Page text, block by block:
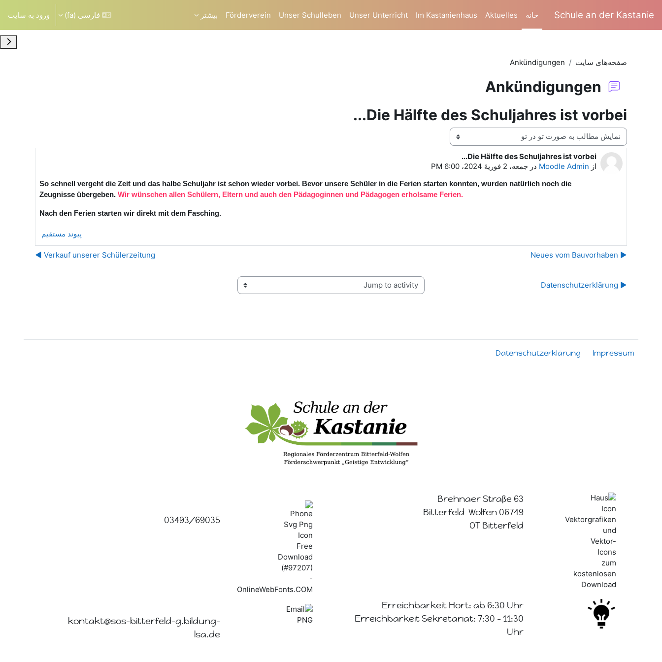
Schule an der Kastanie خانه Aktuelles
Im Kastanienhaus
Unser Unterricht
Unser Schulleben
Förderverein بیشتر فارسی ‎(fa)‎ ورود به سایت
صفحه‌های سایت Ankündigungen
Ankündigungen
Die Hälfte des Schuljahres ist vorbei...
نحوهٔ نمایش
Die Hälfte des Schuljahres ist vorbei...
از Moodle Admin در جمعه، 2 فوریهٔ 2024، 6:00 PM
Number of replies: 0
So schnell vergeht die Zeit und das halbe Schuljahr ist schon wieder vorbei. Bevor unsere Schüler in die Ferien starten konnten, wurden natürlich noch die
Zeugnisse übergeben. Wir wünschen allen Schülern, Eltern und auch den Pädagoginnen und Pädagogen erholsame Ferien.
Nach den Ferien starten wir direkt mit dem Fasching.
پیوند مستقیم
▶︎ Neues vom Bauvorhaben
Verkauf unserer Schülerzeitung ◀︎
▶︎ Datenschutzerklärung
Jump to activity
Datenschutzerklärung Impressum
Brehnaer Straße 63
06749 Bitterfeld-Wolfen
OT Bitterfeld
Erreichbarkeit Hort: ab 6:30 Uhr
Erreichbarkeit Sekretariat: 7:30 - 11:30
Uhr
03493/69035
kontakt@sos-bitterfeld-g.bildung-
lsa.de